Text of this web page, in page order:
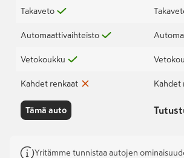
Takaveto
Automaattivaihteisto
Vetokoukku
Kahdet renkaat
Tämä auto
Kahdet
Yritämme tunnistaa autojen